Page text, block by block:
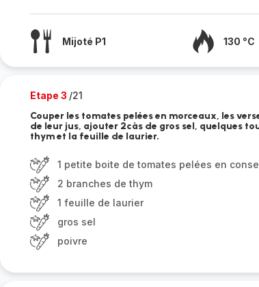
Mijoté P1 130 °C
Etape 3 /21
Couper les tomates pelées en morceaux, les
de leur jus, ajouter 2càs de gros sel, quelques
thym et la feuille de laurier.
1 petite boite de tomates pelées en
2 branches de thym
1 feuille de laurier
gros sel
poivre